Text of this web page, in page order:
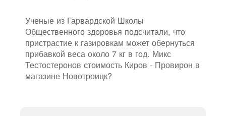
Ученые из Гарвардской Школы
Общественного здоровья подсчитали, что
пристрастие к газировкам может обернуться
прибавкой веса около 7 кг в год. Микс
Тестостеронов стоимость Киров - Провирон в
магазине Новотроицк?